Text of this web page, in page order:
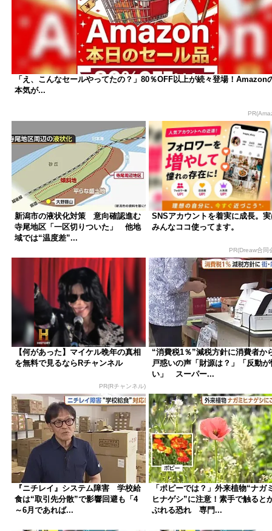
「え、こんなセールやってたの？」80％OFF以上が続々登場！Amazon
本気が...
新潟市の液状化対策 意向確認進む
寺尾地区「一区切りついた」 他地
域では“温度差”...
SNSアカウントを着実に成長。
みんなココ使ってます。
PR(Dreaw合同
【何があった】マイケル晩年の真相
を無料で見るならRチャンネル
PR(Rチャンネル)
“消費税1％”減税方針に消費者か
戸惑いの声「財源は？」「反動が
い」 スーパー...
『ニチレイ』システム障害 学校給
食は“取引先分散”で影響回避も「4
～6月であれば...
「ポピーでは？」外来植物“ナガ
ヒナゲシ”に注意！素手で触ると
ぶれる恐れ 専門...